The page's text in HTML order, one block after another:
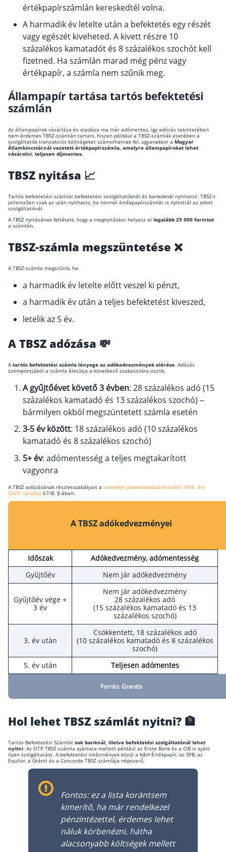
értékpapírszámlán kereskedtél volna.
A harmadik év letelte után a befektetés egy részét
vagy egészét kiveheted. A kivett részre 10
százalékos kamatadót és 8 százalékos szochót kell
fizetned. Ha számlán marad még pénz vagy
értékpapír, a számla nem szűnik meg.
Állampapír tartása tartós befektetési
számlán
Az állampapírok vásárlása és eladása ma már adómentes, így adózás tekintetében
nem érdemes TBSZ-számlán tartani, hiszen például a TBSZ-számlák esetében a
szolgáltatók tranzakciós költségeket számolhatnak fel, ugyanakkor a Magyar
Államkincstárnál vezetett értékpapírszámla, amelyre állampapírokat lehet
vásárolni, teljesen díjmentes.
TBSZ nyitása 📈
Tartós befektetési számlát befektetési szolgáltatóknál és bankoknál nyithatsz. TBSZ-t
jellemzően csak az után nyithatsz, ha normál értékpapírszámlát is nyitottál az adott
szolgáltatónál.
A TBSZ nyitásának feltétele, hogy a megnyitáskor helyezz el legalább 25 000 forintot
a számlán.
TBSZ-számla megszüntetése ❌
A TBSZ-számla megszűnik, ha
a harmadik év letelte előtt veszel ki pénzt,
a harmadik év után a teljes befektetést kiveszed,
letelik az 5 év.
A TBSZ adózása 💸
A tartós befektetési számla lényege az adókedvezmények elérése. Adózás
szempontjából a számla életútja a következő szakaszokra oszlik:
A gyűjtőévet követő 3 évben: 28 százalékos adó (15
százalékos kamatadó és 13 százalékos szochó) –
bármilyen okból megszüntetett számla esetén
3-5 év között: 18 százalékos adó (10 százalékos
kamatadó és 8 százalékos szochó)
5+ év: adómentesség a teljes megtakarított
vagyonra
A TBSZ adózásának részletszabályait a személyi jövedelemadóról szóló 1995. évi
CXVII. törvény 67/B. §-ában.
A TBSZ adókedvezményei
Időszak
Adókedvezmény, adómentesség
Gyűjtőév
Nem jár adókedvezmény
Gyűjtőév vége +
3 év
Nem jár adókedvezmény
28 százalékos adó
(15 százalékos kamatadó és 13
százalékos szochó)
3. év után
Csökkentett, 18 százalékos adó
(10 százalékos kamatadó és 8 százalékos
szochó)
5. év után
Teljesen adómentes
Forrás: Grantis
Hol lehet TBSZ számlát nyitni? 🏦
Tartós Befektetési Számlát sok banknál, illetve befektetési szolgáltatónál lehet
nyitni. Az OTP TBSZ számla ajánlata mellett például az Erste Bank és a CIB is ajánl
ilyen szolgáltatást. A befektetési intézmények közül a K&H Értékpapír, az SPB, az
Equilor, a Gránit és a Concorde TBSZ számlája népszerű.
Fontos: ez a lista korántsem
kimerítő, ha már rendelkezel
pénzintézettel, érdemes lehet
náluk körbenézni, hátha
alacsonyabb költségek mellett